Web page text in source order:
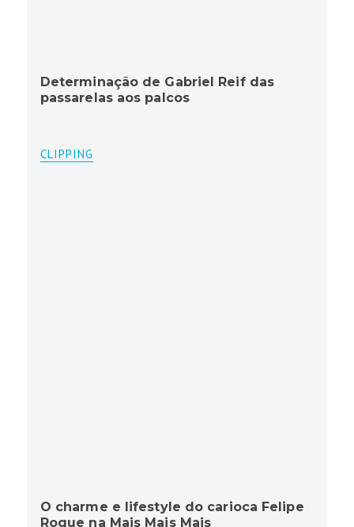
Determinação de Gabriel Reif das
passarelas aos palcos
CLIPPING
O charme e lifestyle do carioca Felipe
Roque na Mais Mais Mais